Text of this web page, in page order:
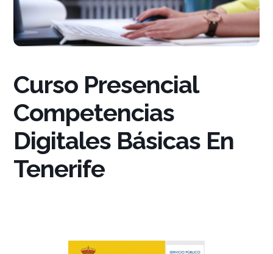
Curso Presencial
Competencias
Digitales Básicas En
Tenerife